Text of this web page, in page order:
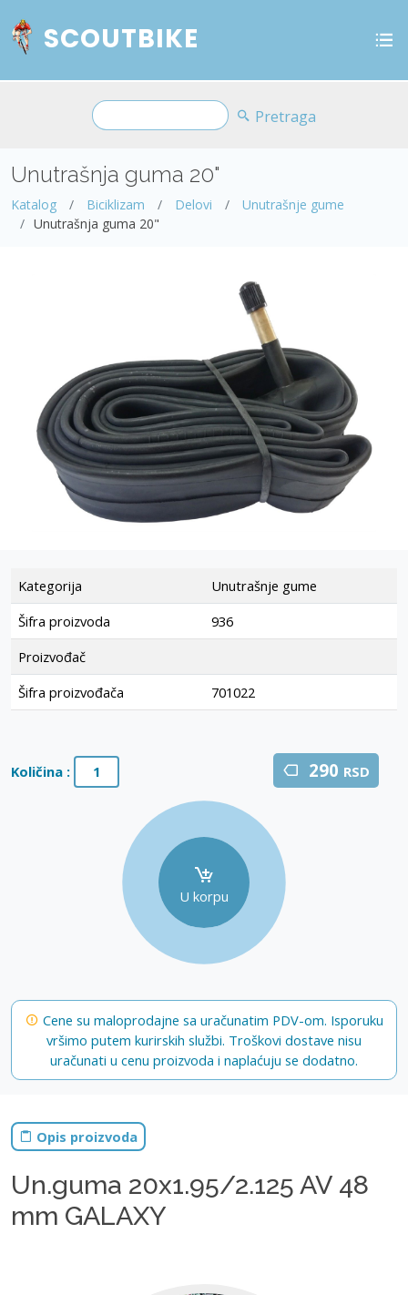
SCOUTBIKE
Pretraga
Unutrašnja guma 20"
Katalog Biciklizam Delovi
Unutrašnje gume
Unutrašnja guma 20"
Kategorija
Unutrašnje gume
Šifra proizvoda
936
Proizvođač
Šifra proizvođača
701022
Količina : 290 RSD
U korpu
Cene su maloprodajne sa uračunatim PDV-om. Isporuku
vršimo putem kurirskih službi. Troškovi dostave nisu
uračunati u cenu proizvoda i naplaćuju se dodatno.
Opis proizvoda
Un.guma 20x1.95/2.125 AV 48
mm GALAXY